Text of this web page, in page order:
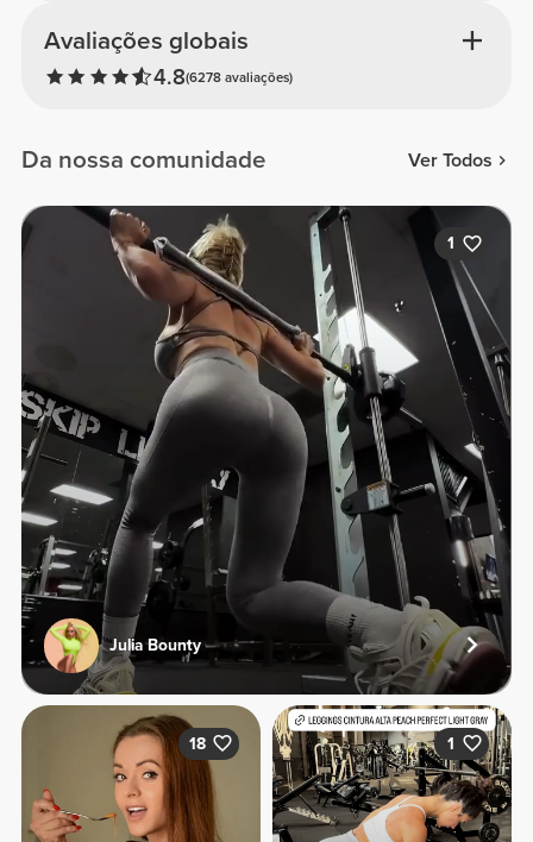
Avaliações globais
4.8(6278 avaliações)
Da nossa comunidade Ver Todos
1
Julia Bounty
18 1